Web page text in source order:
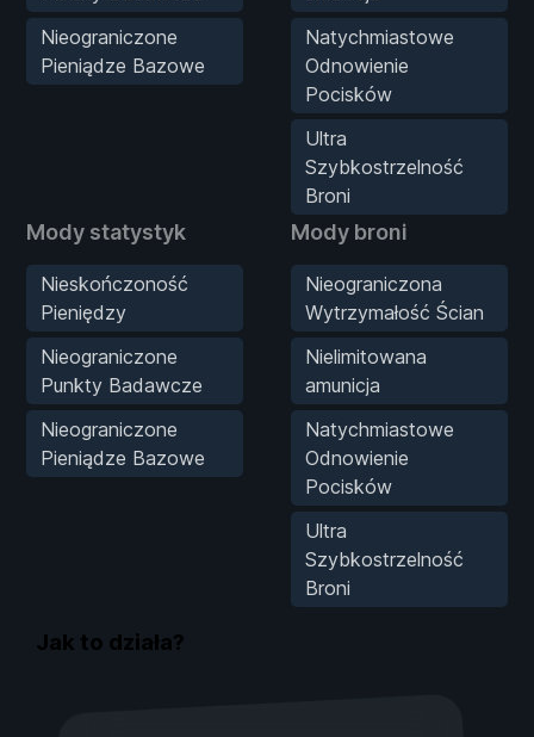
Nieograniczone
Pieniądze Bazowe
Natychmiastowe
Odnowienie
Pocisków
Ultra
Szybkostrzelność
Broni
Mody statystyk
Nieskończoność
Pieniędzy
Nieograniczone
Punkty Badawcze
Nieograniczone
Pieniądze Bazowe
Mody broni
Nieograniczona
Wytrzymałość Ścian
Nielimitowana
amunicja
Natychmiastowe
Odnowienie
Pocisków
Ultra
Szybkostrzelność
Broni
Jak to działa?